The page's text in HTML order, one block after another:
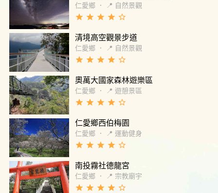
仁愛鄉 ． 📍 自然景觀
grade grade grade grade star_border
清境高空觀景步道
仁愛鄉 ． 📍 自然景觀
grade grade grade grade star_border
奧萬大國家森林遊樂區
仁愛鄉 ． 📍 遊憩景區
grade grade grade grade star_border
仁愛鄉西伯梅園
仁愛鄉 ． 📍 運動健身
grade grade grade grade star_border
南投霧社德龍宮
仁愛鄉 ． 📍 宗教廟宇
grade grade grade grade star_border